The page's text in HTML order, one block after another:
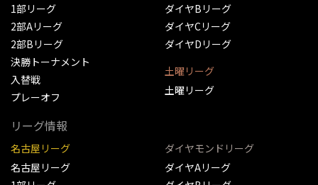
1部リーグ
2部Aリーグ
2部Bリーグ
決勝トーナメント
入替戦
プレーオフ
ダイヤBリーグ
ダイヤCリーグ
ダイヤDリーグ
土曜リーグ
土曜リーグ
リーグ情報
名古屋リーグ
名古屋リーグ
ダイヤモンドリーグ
ダイヤAリーグ